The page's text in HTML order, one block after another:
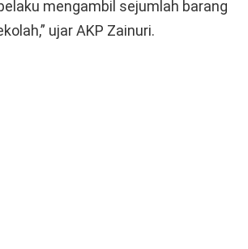
mengambil sejumlah barang
ujar AKP Zainuri.